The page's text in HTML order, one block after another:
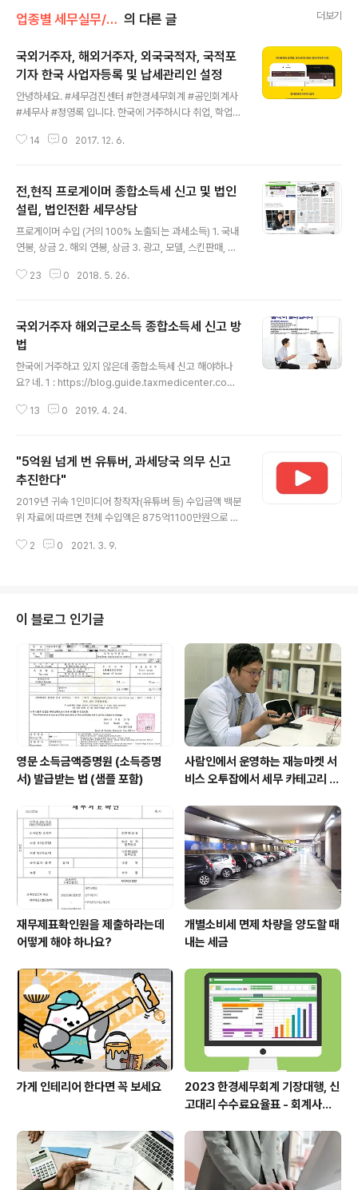
업종별 세무실무/국외거주, 국외소득 의 다른 글 더보기
국외거주자, 해외거주자, 외국국적자, 국적포
기자 한국 사업자등록 및 납세관리인 설정
안녕하세요. #세무검진센터 #한경세무회계 #공인회계사
#세무사 #정영록 입니다. 한국에 거주하시다 취업, 학업
적을 포기하고 이민가신 분들 중 한국에서 사업자등록이
사업자등록이 필요할 수 있고, 기존에 시험삼아 현지에서
운영하던 사업의 규모가 확장되어 FTA, 관세 혜택을 입고
자 하는 경우에도 사업자 등록이 반드시 필요합니다. 그런
데 사업자등록을 진행하다 보면 몇 가지 장애물을 마주하
게 됩니다. 주로 발생하는 문제는 아래의 세 가지인데, 쉽게
해결할 수 있는 방안을 안내해 드리겠습니다. 1. 사업장 확
14 0 2017. 12. 6.
전,현직 프로게이머 종합소득세 신고 및 법인
설립, 법인전환 세무상담
프로게이머 수입 (거의 100% 노출되는 과세소득) 1. 국내
연봉, 상금 2. 해외 연봉, 상금 3. 광고, 모델, 스킨판매, 방
동 등으로 인한 사업소득 5. 유투브 등 컨텐츠 업로드로 인
로 인한 일시적 사업소득, 기타소득 (8.8%) * #비트코인
등 #가상화폐 로 인한 수입은 별도 논의 필요 프로게이머
비용 및 세액공제 (프로게이머는 실질적으로 경비가 거의
없음) - 건강보험 - 식비 - 키보드, 마우스, 컴퓨터, 등 장비
구입비 - 차량유지비 / 택시 등 교통비 - 기타소득 인정받
는 필요경비 - 외국납부세액공제 해..
23 0 2018. 5. 26.
국외거주자 해외근로소득 종합소득세 신고 방
법
한국에 거주하고 있지 않은데 종합소득세 신고 해야하나
요? 네. 1 : https://blog.guide.taxmedicenter.com/
해외사업소득 종합소득세 신고 [여의도회계 http://blog.
영록 #회계사 입니다. 국외근로소득에 대해서는 전에 네이
버 블로그에서 한 번 다뤘던 blog.guide.taxmedicent
er.com 네. 2 : https://blog.naver.com/cpacow/22
0971341485 [한경세무회계] 해외에서 근무하는 국외근
세요. #한경세무회..
13 0 2019. 4. 24.
"5억원 넘게 번 유튜버, 과세당국 의무 신고
추진한다"
2019년 귀속 1인미디어 창작자(유튜버 등) 수입금액 백분
위 자료에 따르면 전체 수입액은 875억1100만원으로 상
500만원, 평균 수입액은 6억7100만원으로 나타난 바 있
세금이 있다라는 원칙에 의거해 국외 원천소득에 대한 탈
세를 방지하고 과세신고 투명성을 확보할 것"이라고 밝혔
다. http://www.joseilbo.com/news/htmls/2021/0
3/20210307418544.html "5억원 넘게 번 유튜버, 과
세당국 의무 신고 추진한다" ◆…제공 클립아트코리아 해..
2 0 2021. 3. 9.
이 블로그 인기글
영문 소득금액증명원 (소득증명
서) 발급받는 법 (샘플 포함)
사람인에서 운영하는 재능마켓 서
비스 오투잡에서 세무 카테고리 대
니다.
재무제표확인원을 제출하라는데
어떻게 해야 하나요?
개별소비세 면제 차량을 양도할 때
내는 세금
가게 인테리어 한다면 꼭 보세요
2023 한경세무회계 기장대행, 신
고대리 수수료요율표 - 회계사보